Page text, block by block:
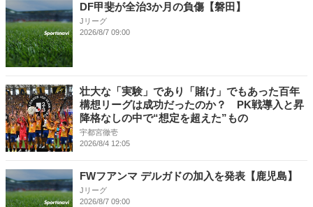
DF甲斐が全治3か月の負傷【磐田】
Jリーグ
2026/8/7 09:00
壮大な「実験」であり「賭け」でもあった百年
構想リーグは成功だったのか？ PK戦導入と昇
降格なしの中で“想定を超えた”もの
宇都宮徹壱
2026/8/4 12:05
FWフアンマ デルガドの加入を発表【鹿児島】
Jリーグ
2026/8/7 09:00